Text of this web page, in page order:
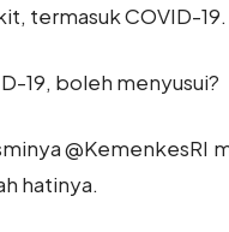
termasuk COVID-19.
19, boleh menyusui?
@KemenkesRI
hatinya.